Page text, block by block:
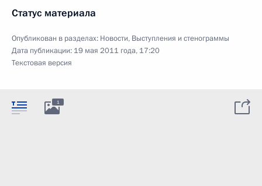
Статус материала
Опубликован в разделах: Новости, Выступления и стенограммы
Дата публикации: 19 мая 2011 года, 17:20
Текстовая версия
1